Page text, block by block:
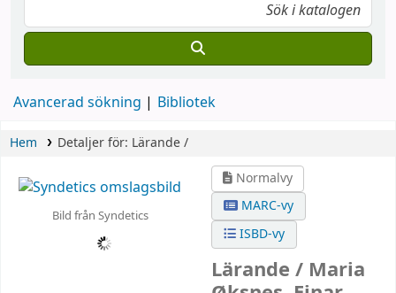
Avancerad sökning Bibliotek
Hem Detaljer för: Lärande /
Bild från Syndetics
Normalvy
MARC-vy
ISBD-vy
Lärande / Maria